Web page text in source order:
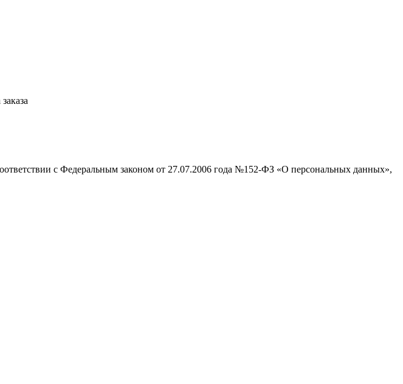
с Федеральным законом от 27.07.2006 года №152-ФЗ «О персональных данных»,